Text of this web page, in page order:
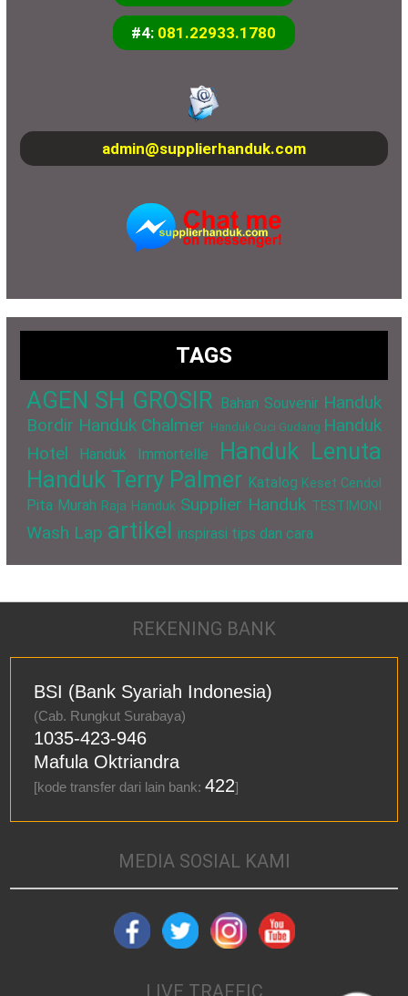
#4: 081.22933.1780
admin@supplierhanduk.com
TAGS
AGEN SH GROSIR Bahan Souvenir Handuk
Bordir Handuk Chalmer Handuk Cuci Gudang Handuk
Hotel
Handuk Immortelle
Handuk Lenuta
Handuk Terry Palmer Katalog Keset Cendol
Pita Murah Raja Handuk Supplier Handuk TESTIMONI
Wash Lap artikel inspirasi tips dan cara
REKENING BANK
BSI (Bank Syariah Indonesia)
(Cab. Rungkut Surabaya)
1035-423-946
Mafula Oktriandra
[kode transfer dari lain bank:422]
MEDIA SOSIAL KAMI
LIVE TRAFFIC